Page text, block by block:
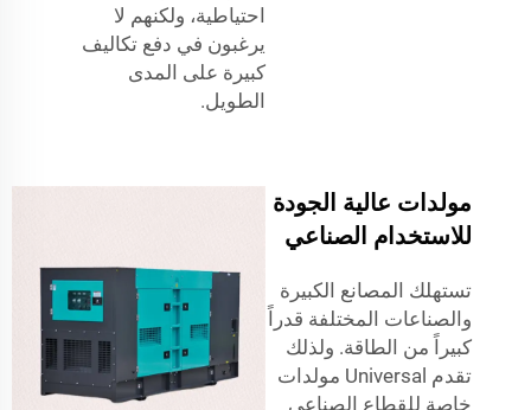
احتياطية، ولكنهم لا
يرغبون في دفع تكاليف
كبيرة على المدى
الطويل.
مولدات عالية الجودة
للاستخدام الصناعي
تستهلك المصانع الكبيرة
والصناعات المختلفة قدراً
كبيراً من الطاقة. ولذلك
تقدم Universal مولدات
خاصة للقطاع الصناعي